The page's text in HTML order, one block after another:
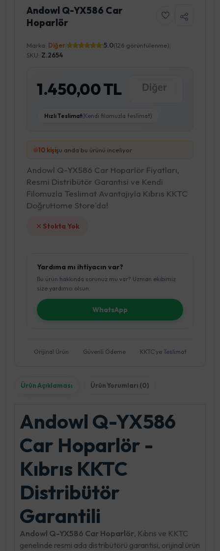
Andowl Q-YX586 Car
Hoparlör
Marka: Diğer 5.0(126 görüntülenme)
SKU: Z.2654
1.450,00 TL
Hızlı Teslimat(Kendi filomuzla teslimat)
10 kişişu anda bu ürünü inceliyor
Andowl Q-YX586 Car Hoparlör Fiyatları,
Resmi Distribütör Garantisi ve Kendi
Filomuzla Teslimat Avantajıyla Kıbrıs KKTC
DoğruHome Store'da!
Stokta Yok
Yardıma mı ihtiyacın var?
Bu ürün hakkında sorunuz mu var? Uzman ekibimiz
size yardımcı olsun.
WhatsApp
Orijinal Ürün Güvenli Ödeme KKTC'ye Teslimat
Ürün Açıklaması Ürün Yorumları (0)
Andowl Q-YX586
Car Hoparlör -
Kıbrıs KKTC
Distribütör
Garantili
Andowl Q-YX586 Car Hoparlör, Kıbrıs ve KKTC
genelinde resmi ada distribütörü garantisi, orijinal ürün